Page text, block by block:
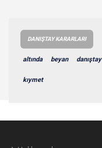
DANIŞTAY KARARLARI
altında beyan danıştay
kıymet